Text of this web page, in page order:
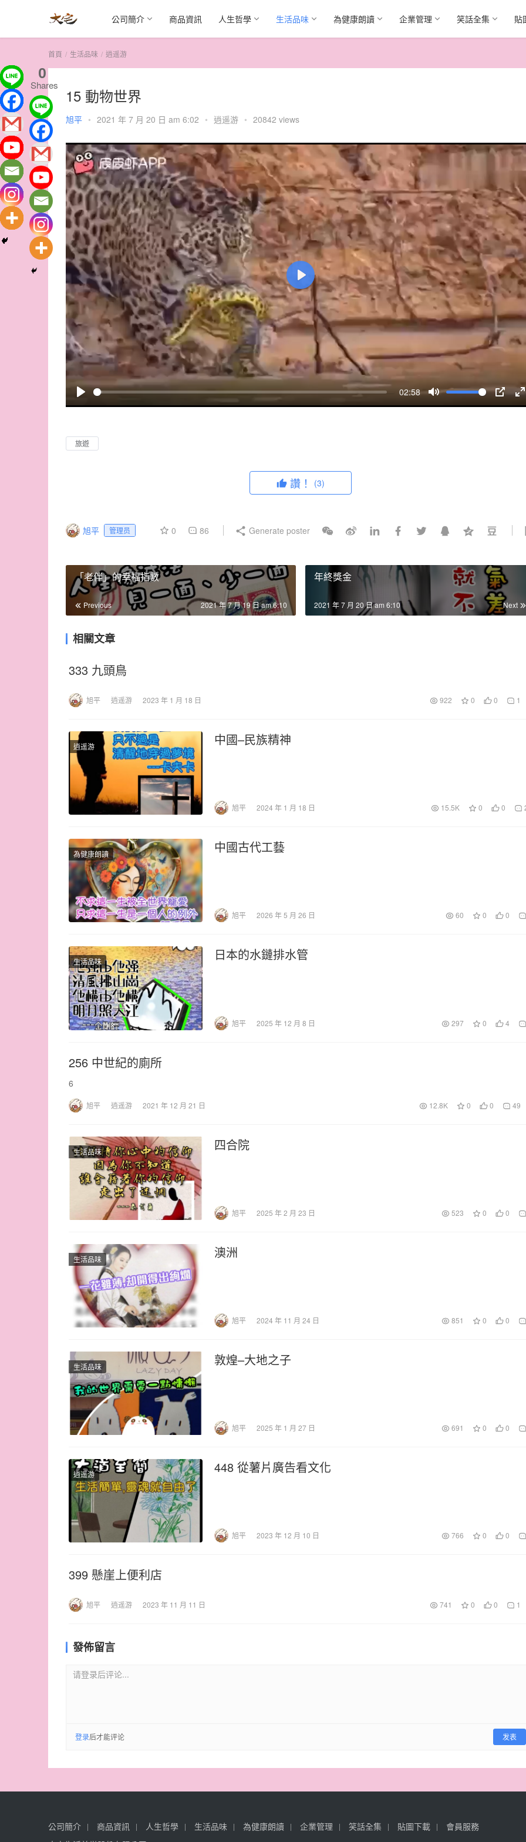
公司簡介 商品資訊 人生哲學 生活品味 為健康朗讀 企業管理 笑話全集 貼
首頁 生活品味 逍遥游
15 動物世界
旭平 • 2021 年 7 月 20 日 am 6:02 • 逍遥游 • 20842 views
P
a
y
02:58
M
P
E
c
e
P
l
a
y
旅遊
讚！ (3)
旭平 管理员 0 86 Generate poster
「老伴」的幸福指數
Previous 2021 年 7 月 19 日 am 6:10
年終獎金
Next
2021 年 7 月 20 日 am 6:10
相關文章
333 九頭鳥
旭平 逍遥游 2023 年 1 月 18 日 922 0 0 1
逍遥游 中國–民族精神
旭平 2024 年 1 月 18 日 15.5K 0 0
為健康朗讀 中國古代工藝
旭平 2026 年 5 月 26 日 60 0 0
生活品味 日本的水鏈排水管
旭平 2025 年 12 月 8 日 297 0 4
256 中世紀的廁所
6
旭平 逍遥游 2021 年 12 月 21 日 12.8K 0 0 49
生活品味 四合院
旭平 2025 年 2 月 23 日 523 0 0
生活品味 澳洲
旭平 2024 年 11 月 24 日 851 0 0
生活品味 敦煌–大地之子
旭平 2025 年 1 月 27 日 691 0 0
逍遥游 448 從薯片廣告看文化
旭平 2023 年 12 月 10 日 766 0 0
399 懸崖上便利店
旭平 逍遥游 2023 年 11 月 11 日 741 0 0 1
發佈留言
请登录后评论...
登录后才能评论 发表
0
Shares
公司簡介 商品資訊 人生哲學 生活品味 為健康朗讀 企業管理 笑話全集 貼圖下載
會員服務